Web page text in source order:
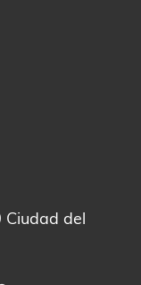
Ciudad del